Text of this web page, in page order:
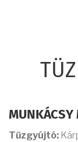
MUNKÁCSY
Tűzgyújtó: